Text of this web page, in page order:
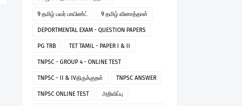
9 தமிழ் பவர் பாயிண்ட் 9 தமிழ் வினாத்தாள்
DEPORTMENTAL EXAM - QUESTION PAPERS
PG TRB TET TAMIL - PAPER I & II
TNPSC - GROUP 4 - ONLINE TEST
TNPSC - II & IVதிருக்குறள் TNPSC ANSWER
TNPSC ONLINE TEST அறிவிப்பு